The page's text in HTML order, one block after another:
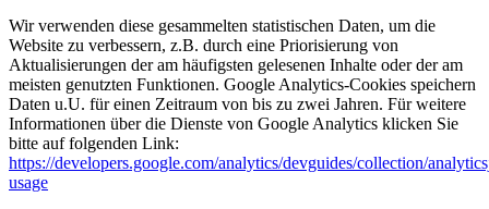
Wir verwenden diese gesammelten statistischen Daten, um die
Website zu verbessern, z.B. durch eine Priorisierung von
Aktualisierungen der am häufigsten gelesenen Inhalte oder der am
meisten genutzten Funktionen. Google Analytics-Cookies speichern
Daten u.U. für einen Zeitraum von bis zu zwei Jahren. Für weitere
Informationen über die Dienste von Google Analytics klicken Sie
bitte auf folgenden Link:
https://developers.google.com/analytics/devguides/collection/
usage